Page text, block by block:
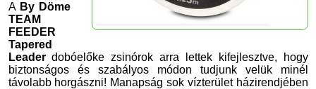
A By Döme
TEAM
FEEDER
Tapered
Leaderdobóelőke zsinórok arra lettek kifejlesztve, hogy
biztonságos és szabályos módon tudjunk velük minél
távolabb horgászni! Manapság sok vízterület házirendjében